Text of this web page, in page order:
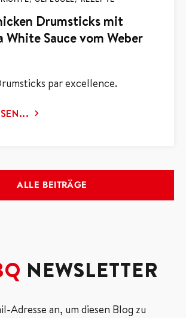
Drumsticks mit
White Sauce vom Weber
par excellence.
ALLE BEITRÄGE
NEWSLETTER
Adresse an, um diesen Blog zu